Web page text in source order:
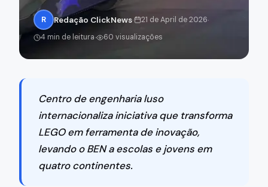
R Redação ClickNews· 21 de April de 2026·
4 min de leitura· 60 visualizações
Centro de engenharia luso
internacionaliza iniciativa que transforma
LEGO em ferramenta de inovação,
levando o BEN a escolas e jovens em
quatro continentes.